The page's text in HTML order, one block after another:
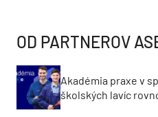
OD PARTNEROV
Akadémia praxe v
školských lavíc